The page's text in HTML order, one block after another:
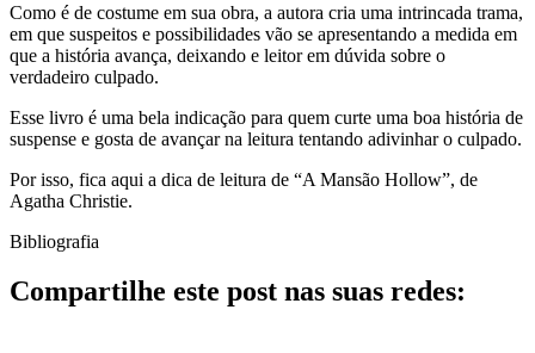
Como é de costume em sua obra, a autora cria uma intrincada trama,
em que suspeitos e possibilidades vão se apresentando a medida em
que a história avança, deixando e leitor em dúvida sobre o
verdadeiro culpado.
Esse livro é uma bela indicação para quem curte uma boa história de
suspense e gosta de avançar na leitura tentando adivinhar o culpado.
Por isso, fica aqui a dica de leitura de “A Mansão Hollow”, de
Agatha Christie.
Bibliografia
Compartilhe este post nas suas redes: